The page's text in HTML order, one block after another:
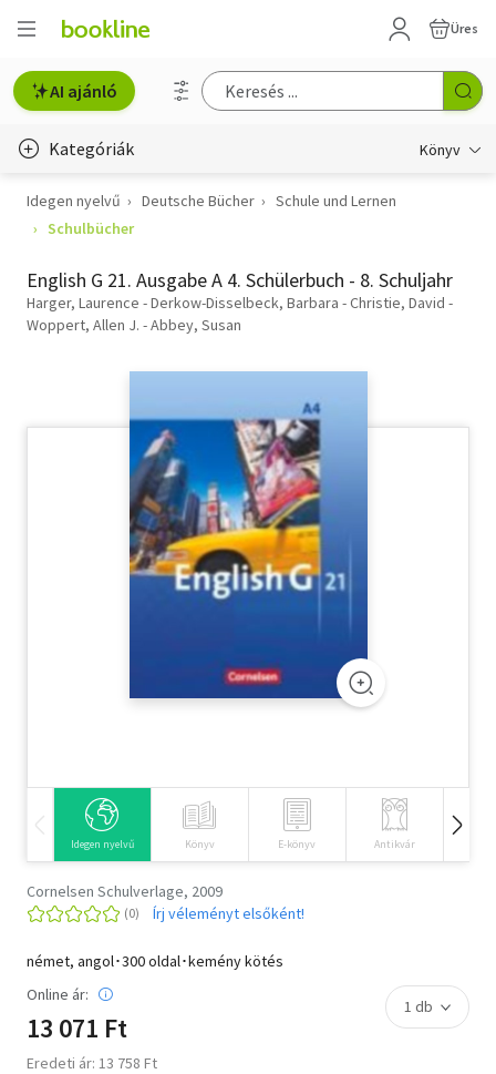
Üres
AI ajánló
Kategóriák Könyv
Életmód, egészség
Gyermek- és ifjúsági
Szótár, nyelvkönyv
Tankönyv, segédkönyv
Idegen nyelvű Deutsche Bücher
Schule und Lernen
Schulbücher
English G 21. Ausgabe A 4. Schülerbuch - 8. Schuljahr
Harger, Laurence - Derkow-Disselbeck, Barbara - Christie, David -
Woppert, Allen J. - Abbey, Susan
Idegen nyelvű Könyv E-könyv Antikvár
Cornelsen Schulverlage, 2009
Írj véleményt elsőként!
német, angol･300 oldal･kemény kötés
Online ár:
13 071 Ft
Eredeti ár: 13 758 Ft